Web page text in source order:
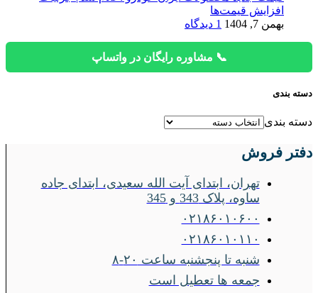
افزایش قیمت‌ها
بهمن 7, 1404
1 دیدگاه
📞 مشاوره رایگان در واتساپ
دسته بندی
دسته بندی
دفتر فروش
تهران، ابتدای آیت الله سعیدی، ابتدای جاده
ساوه، پلاک 343 و 345
۰۲۱۸۶۰۱۰۶۰۰
۰۲۱۸۶۰۱۰۱۱۰
شنبه تا پنجشنبه ساعت ۲۰-۸
جمعه ها تعطیل است